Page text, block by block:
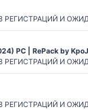
И
PC | RePack by
И
И